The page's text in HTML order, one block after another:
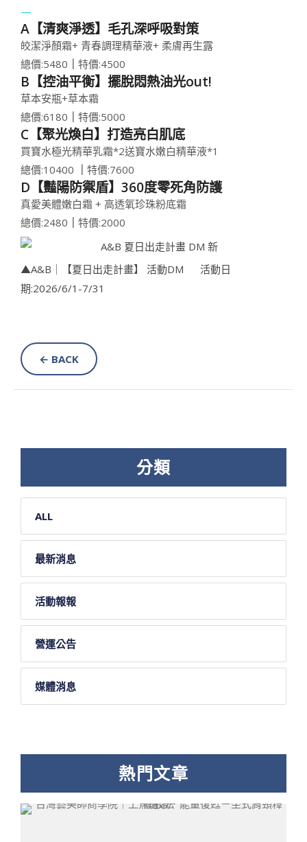
—
A【清爽淨透】毛孔深呼吸對策
皎潔淨顏霜+ 青春調理精華液+ 柔膚再生露
總價:5480 ｜ 特價:4500
B【控油平衡】擺脫悶熱油光out!
草本安瓶+草本霜
總價:6180 ｜ 特價:5000
C【聚光煥白】打造亮白肌底
買寶水極光精華乳霜*2送寶水嫩白精華液*1
總價:10400 ｜ 特價:7600
D【豔陽防禦盾】360度零死角防護
真愛美體嫩白霜 + 高透氧珍珠粉底霜
總價:2480 ｜ 特價:2000
▲A&B｜【夏日出走計畫】 活動DM 活動日
期:2026/6/1-7/31
← BACK
分類
ALL
最新消息
活動報報
營運公告
媒體消息
熱門文章